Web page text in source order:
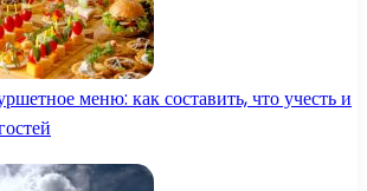
меню: как составить, что учесть и